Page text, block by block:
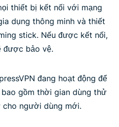
Aircove
thiết bị kết nối với mạng
dụng thông minh và thiết
stick. Nếu được kết nối,
được bảo vệ.
đang hoạt động để
gồm thời gian dùng thử
cho người dùng mới.